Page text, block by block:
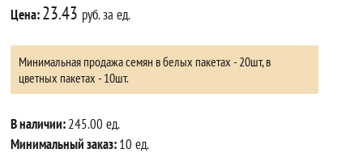
Цена:23.43 руб. за ед.
Минимальная продажа семян в белых пакетах - 20шт, в
цветных пакетах - 10шт.
В наличии:245.00 ед.
Минимальный заказ:10 ед.